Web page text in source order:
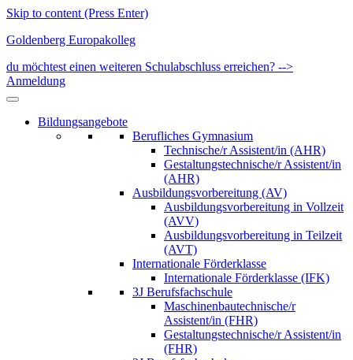
Skip to content (Press Enter)
Goldenberg Europakolleg
du möchtest einen weiteren Schulabschluss erreichen? -->
Anmeldung
Bildungsangebote
Berufliches Gymnasium
Technische/r Assistent/in (AHR)
Gestaltungstechnische/r Assistent/in
(AHR)
Ausbildungsvorbereitung (AV)
Ausbildungsvorbereitung in Vollzeit
(AVV)
Ausbildungsvorbereitung in Teilzeit
(AVT)
Internationale Förderklasse
Internationale Förderklasse (IFK)
3J Berufsfachschule
Maschinenbautechnische/r
Assistent/in (FHR)
Gestaltungstechnische/r Assistent/in
(FHR)